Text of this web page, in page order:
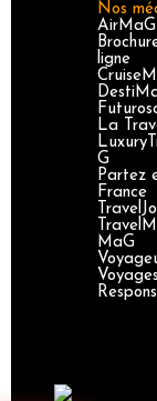
Nos
AirMaG
ligne
La
G
Partez
France
MaG
Voyages